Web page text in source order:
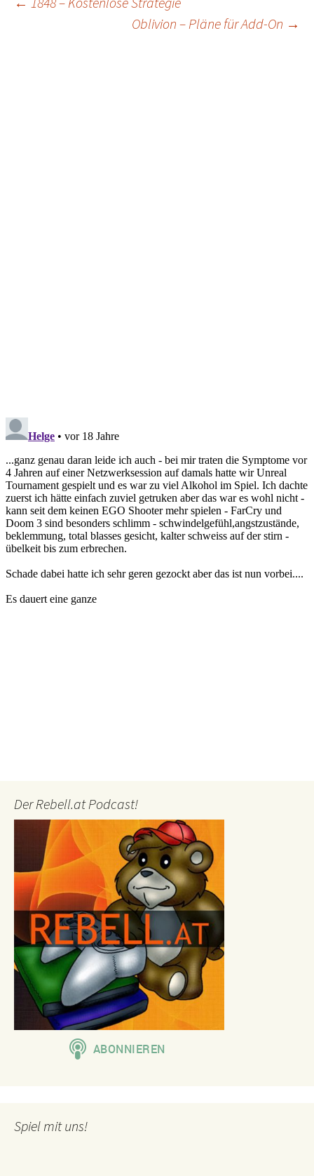
Post
Oblivion – Pläne für Add-On →
Der Rebell.at Podcast!
Spiel mit uns!